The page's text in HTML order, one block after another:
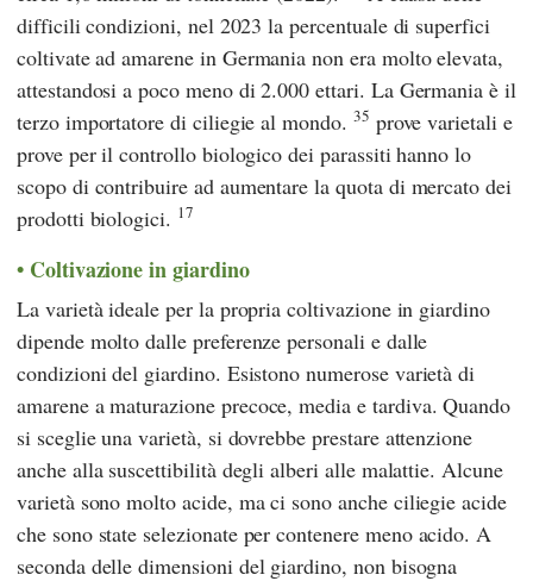
difficili condizioni, nel 2023 la percentuale di superfici
coltivate ad amarene in Germania non era molto elevata,
attestandosi a poco meno di 2.000 ettari. La Germania è il
terzo importatore di ciliegie al mondo. 35 prove varietali e
prove per il controllo biologico dei parassiti hanno lo
scopo di contribuire ad aumentare la quota di mercato dei
prodotti biologici. 17
Coltivazione in giardino
La varietà ideale per la propria coltivazione in giardino
dipende molto dalle preferenze personali e dalle
condizioni del giardino. Esistono numerose varietà di
amarene a maturazione precoce, media e tardiva. Quando
si sceglie una varietà, si dovrebbe prestare attenzione
anche alla suscettibilità degli alberi alle malattie. Alcune
varietà sono molto acide, ma ci sono anche ciliegie acide
che sono state selezionate per contenere meno acido. A
seconda delle dimensioni del giardino, non bisogna